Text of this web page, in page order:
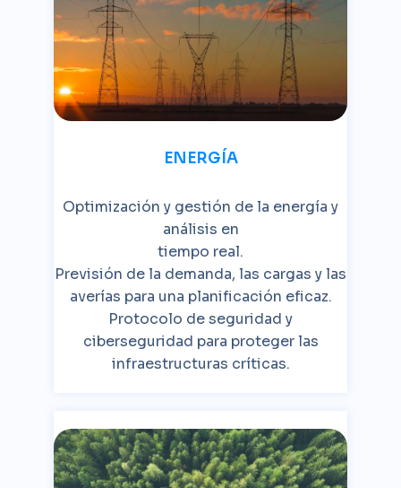
ENERGÍA
Optimización y gestión de la energía y
análisis en
tiempo real.
Previsión de la demanda, las cargas y las
averías para una planificación eficaz.
Protocolo de seguridad y
ciberseguridad para proteger las
infraestructuras críticas.